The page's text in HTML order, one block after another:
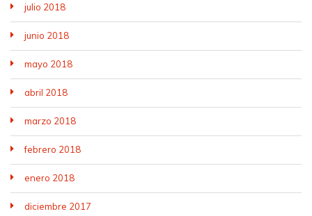
julio 2018
junio 2018
mayo 2018
abril 2018
marzo 2018
febrero 2018
enero 2018
diciembre 2017